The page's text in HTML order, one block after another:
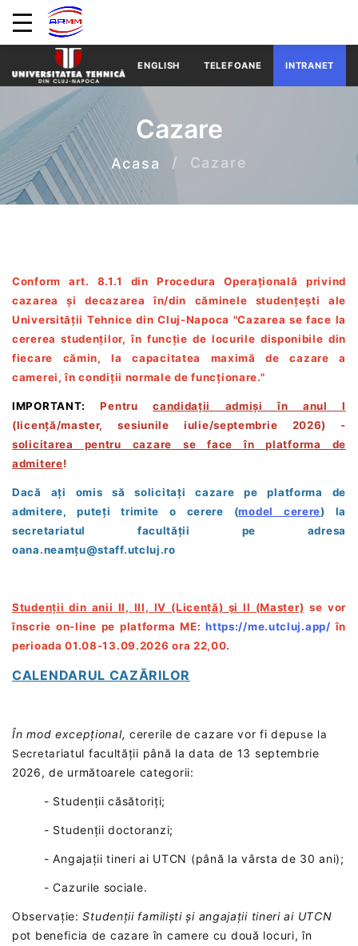
ENGLISH TELEFOANE INTRANET
Cazare
Acasa Cazare
Conform art. 8.1.1 din Procedura Operațională privind
cazarea și decazarea în/din căminele studențești ale
Universității Tehnice din Cluj-Napoca "Cazarea se face la
cererea studenților, în funcție de locurile disponibile din
fiecare cămin, la capacitatea maximă de cazare a
camerei, în condiții normale de funcționare."
IMPORTANT:Pentrucandidații admiși în anul I
(licență/master, sesiunile iulie/septembrie 2026) -
solicitarea pentru cazare se face în platforma de
admitere!
Dacă ați omis să solicitați cazare pe platforma de
admitere, puteți trimite o cerere (model cerere) la
secretariatul facultății pe adresa
oana.neamțu@staff.utcluj.ro
Studenții din anii II, III, IV (Licență) şi II (Master) se vor
înscrie on-line pe platforma ME:https://me.utcluj.app/ în
perioada 01.08-13.09.2026 ora 22,00.
CALENDARUL CAZĂRILOR
În mod excepțional, cererile de cazare vor fi depuse la
Secretariatul facultății până la data de 13 septembrie
2026, de următoarele categorii:
- Studenții căsătoriți;
- Studenții doctoranzi;
- Angajații tineri ai UTCN (până la vârsta de 30 ani);
- Cazurile sociale.
Observație:Studenții familiști și angajații tineri ai UTCN
pot beneficia de cazare în camere cu două locuri, în